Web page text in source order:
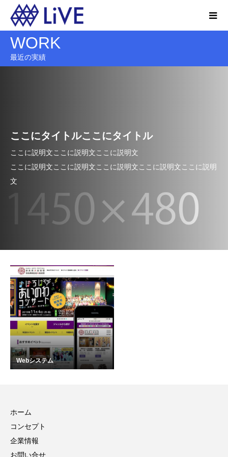
WORK
最近の実績
ここにタイトルここにタイトル
ここに説明文ここに説明文ここに説明文
ここに説明文ここに説明文ここに説明文ここに説明文ここに説明
文
Webシステム
ホーム
コンセプト
企業情報
お問い合せ